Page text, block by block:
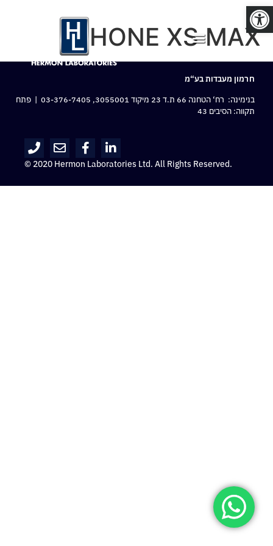
פתח סרגל נגישות
IPHONE XS MAX
חרמון מעבדות בע“מ
בנימינה: רח‘ הטחנה 66 ת.ד 23 מיקוד 3055001,
03-376-7405 | פתח
תקווה: הסיבים 43
© 2020 Hermon Laboratories Ltd. All Rights Reserved.